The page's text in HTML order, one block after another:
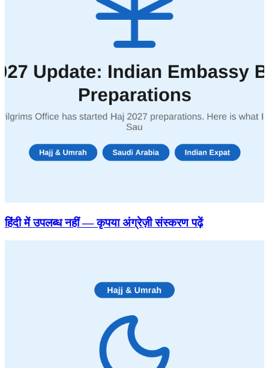
हिंदी में उपलब्ध नहीं — कृपया अंग्रेज़ी संस्करण पढ़ें